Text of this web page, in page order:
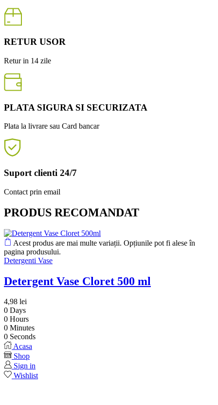
RETUR USOR
Retur in 14 zile
PLATA SIGURA SI SECURIZATA
Plata la livrare sau Card bancar
Suport clienti 24/7
Contact prin email
PRODUS RECOMANDAT
Acest produs are mai multe variații. Opțiunile pot fi alese în
pagina produsului.
Detergenti Vase
Detergent Vase Cloret 500 ml
4,98 lei
0 Days
0 Hours
0 Minutes
0 Seconds
Acasa
Shop
Sign in
Wishlist